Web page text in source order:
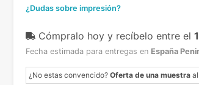
¿Dudas sobre impresión?
Cómpralo hoy y recíbelo entre el
Fecha estimada para entregas en España
¿No estas convencido? Oferta de una muestra